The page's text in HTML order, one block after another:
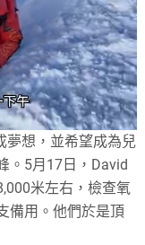
夢想，並希望成為兒
。5月17日，David
米左右，檢查氧
備用。他們於是頂